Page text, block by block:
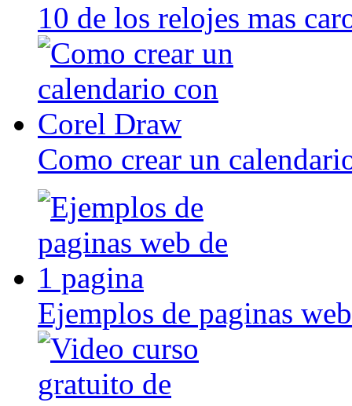
10 de los relojes mas
Como crear un
Ejemplos de paginas